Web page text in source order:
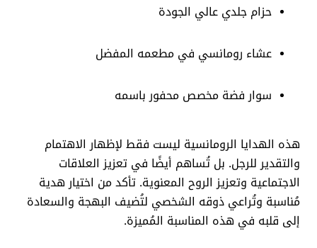
حزام جلدي عالي الجودة
عشاء رومانسي في مطعمه المفضل
سوار فضة مخصص محفور باسمه
هذه الهدايا الرومانسية ليست فقط لإظهار الاهتمام
والتقدير للرجل. بل تُساهم أيضًا في تعزيز العلاقات
الاجتماعية وتعزيز الروح المعنوية. تأكد من اختيار هدية
مُناسبة وتُراعي ذوقه الشخصي لتُضيف البهجة والسعادة
إلى قلبه في هذه المناسبة المُميزة.